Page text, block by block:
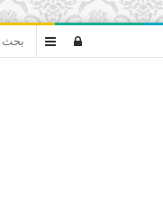
عمودتسجيل